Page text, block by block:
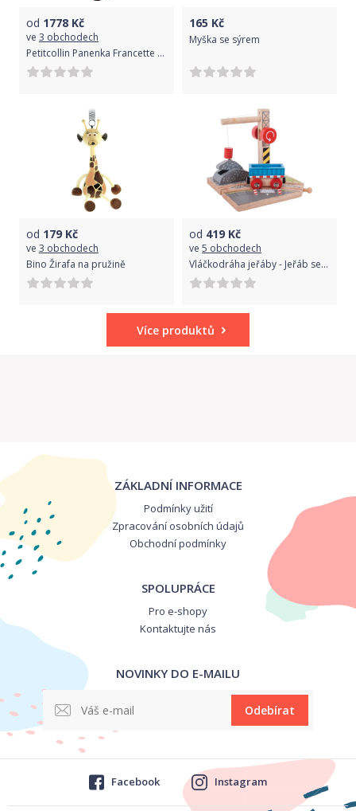
od 1778 Kč
ve 3 obchodech
Petitcollin Panenka Francette 40 cm Saxe
165 Kč
Myška se sýrem
od 179 Kč
ve 3 obchodech
Bino Žirafa na pružině
od 419 Kč
ve 5 obchodech
Vláčkodráha jeřáby - Jeřáb se štěrkem (Bigjigs)
Více produktů
ZÁKLADNÍ INFORMACE
Podmínky užití
Zpracování osobních údajů
Obchodní podmínky
SPOLUPRÁCE
Pro e-shopy
Kontaktujte nás
NOVINKY DO E-MAILU
Odebírat
Facebook Instagram